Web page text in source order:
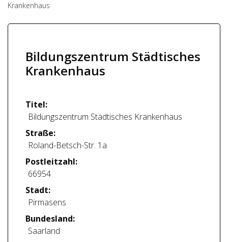
Krankenhaus
Bildungszentrum Städtisches
Krankenhaus
Titel:
Bildungszentrum Städtisches Krankenhaus
Straße:
Roland-Betsch-Str. 1a
Postleitzahl:
66954
Stadt:
Pirmasens
Bundesland:
Saarland